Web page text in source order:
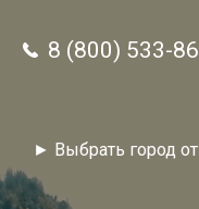
► Выбрать город
8 (800) 533-